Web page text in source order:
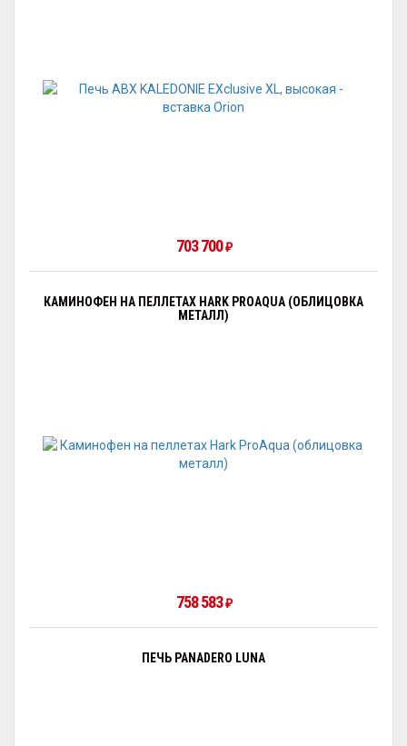
703 700₽
КАМИНОФЕН НА ПЕЛЛЕТАХ HARK PROAQUA (ОБЛИЦОВКА
МЕТАЛЛ)
758 583₽
ПЕЧЬ PANADERO LUNA